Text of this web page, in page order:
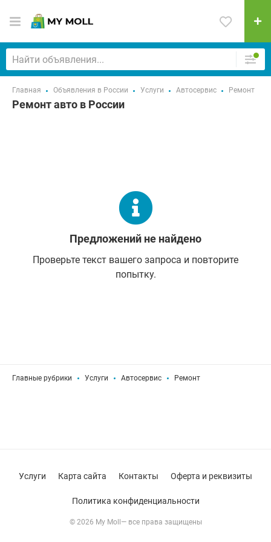
Главная Объявления в России Услуги Автосервис Ремонт
Ремонт авто в России
Предложений не найдено
Проверьте текст вашего запроса и повторите
попытку.
Главные рубрики Услуги Автосервис Ремонт
© 2026 My Moll— все права защищены
Услуги Карта сайта Контакты Оферта и реквизиты
Политика конфиденциальности